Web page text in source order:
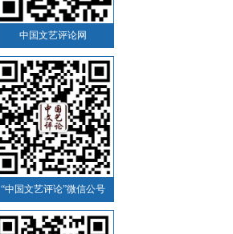
中国文艺评论网
“中国文艺评论”微信公号